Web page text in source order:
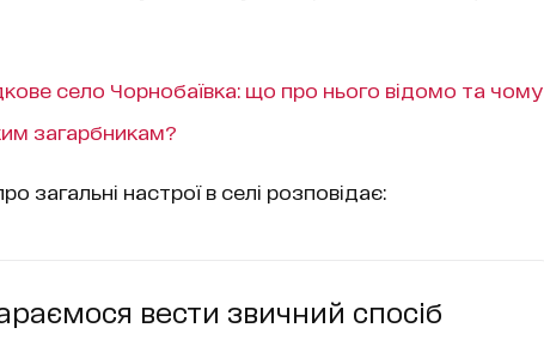
село Чорнобаївка: що про нього відомо та чому
загарбникам?
загальні настрої в селі розповідає:
вести звичний спосіб